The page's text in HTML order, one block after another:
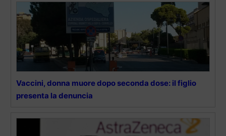
Vaccini, donna muore dopo seconda dose: il figlio
presenta la denuncia